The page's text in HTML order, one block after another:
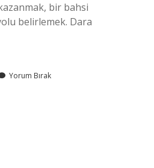
bir bahsi
belirlemek. Dara
Yorum Bırak